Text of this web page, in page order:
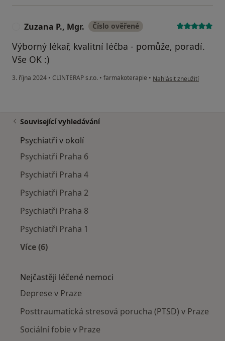
Zuzana P., Mgr. Číslo ověřené
Výborný lékař, kvalitní léčba - pomůže, poradí.
Vše OK :)
3. října 2024 • CLINTERAP s.r.o. • farmakoterapie • podle názoru uživatele
Nahlásit zneužití
Související vyhledávání
Psychiatři v okolí
Psychiatři Praha 6
Psychiatři Praha 4
Psychiatři Praha 2
Psychiatři Praha 8
Psychiatři Praha 1
Více (6)
Nejčastěji léčené nemoci
Deprese v Praze
Posttraumatická stresová porucha (PTSD) v Praze
Sociální fobie v Praze